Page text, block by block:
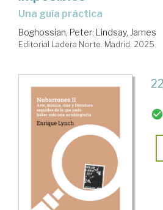
Una guía práctica
Boghossian, Peter; Lindsay, James
Editorial Ladera Norte. Madrid, 2025